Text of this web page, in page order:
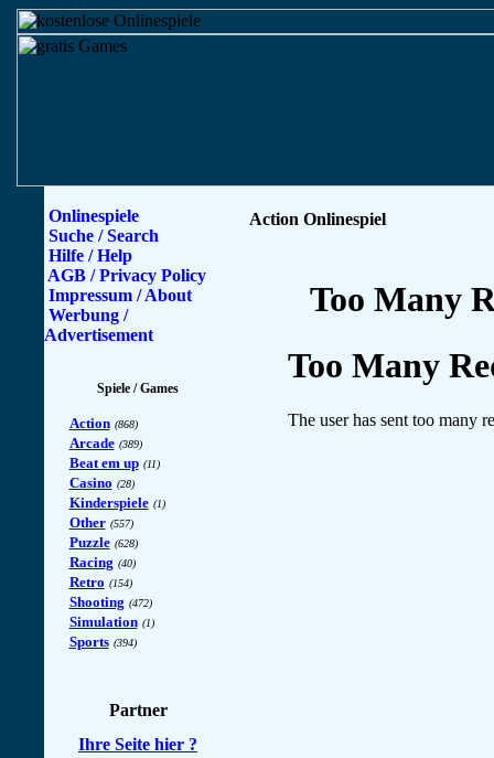
Onlinespiele
Suche / Search
Hilfe / Help
AGB / Privacy Policy
Impressum / About
Werbung /
Advertisement
Spiele / Games
Action (868)
Arcade (389)
Beat em up (11)
Casino (28)
Kinderspiele (1)
Other (557)
Puzzle (628)
Racing (40)
Retro (154)
Shooting (472)
Simulation (1)
Sports (394)
Partner
Ihre Seite hier ?
Action Onlinespiel